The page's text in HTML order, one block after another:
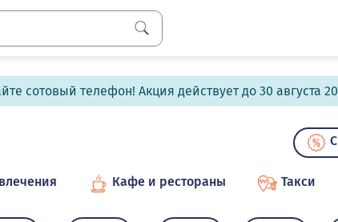
сотовый телефон! Акция действует до 30 августа
Кафе и рестораны Такси